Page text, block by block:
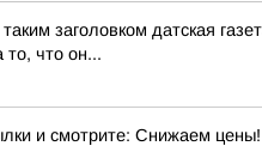
заголовком датская
то, что он...
смотрите: Снижаем цены!